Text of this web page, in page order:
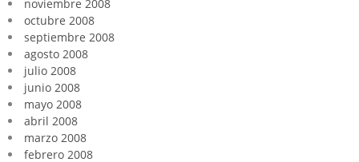
noviembre 2008
octubre 2008
septiembre 2008
agosto 2008
julio 2008
junio 2008
mayo 2008
abril 2008
marzo 2008
febrero 2008